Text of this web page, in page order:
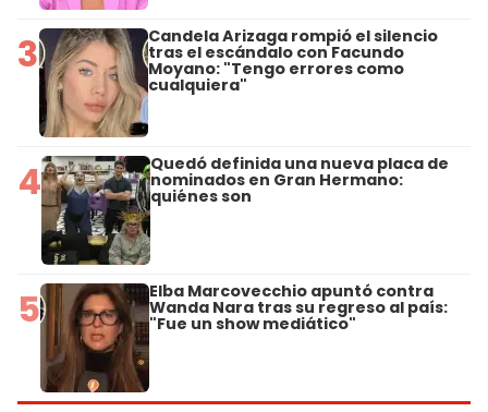
3 Candela Arizaga rompió el silencio
tras el escándalo con Facundo
Moyano: "Tengo errores como
cualquiera"
4 Quedó definida una nueva placa de
nominados en Gran Hermano:
quiénes son
5 Elba Marcovecchio apuntó contra
Wanda Nara tras su regreso al país:
"Fue un show mediático"